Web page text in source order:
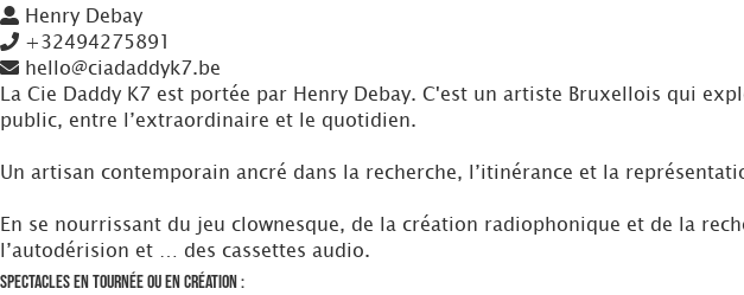
Henry Debay
+32494275891
hello@ciadaddyk7.be
La Cie Daddy K7 est portée par Henry Debay. C'est un artiste Bruxellois qui
public, entre l’extraordinaire et le quotidien.
Un artisan contemporain ancré dans la recherche, l’itinérance et la
En se nourrissant du jeu clownesque, de la création radiophonique et de la
l’autodérision et … des cassettes audio.
Spectacles en tournée ou en création :